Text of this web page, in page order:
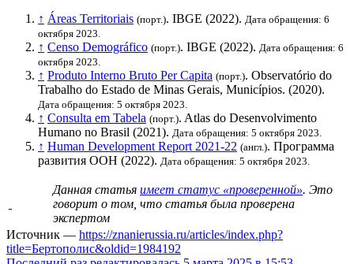
↑ Áreas Territoriais (порт.). IBGE (2022). Дата обращения: 6
октября 2023.
↑ Censo Demográfico (порт.). IBGE (2022). Дата обращения: 6
октября 2023.
↑ Produto Interno Bruto Per Capita (порт.). Observatório do
Trabalho do Estado de Minas Gerais, Municípios. (2020).
Дата обращения: 5 октября 2023.
↑ Consulta em Tabela (порт.). Atlas do Desenvolvimento
Humano no Brasil (2021). Дата обращения: 5 октября 2023.
↑ Human Development Report 2021-22 (англ.). Программа
развития ООН (2022). Дата обращения: 5 октября 2023.
Данная статья имеет статус «проверенной». Это
говорит о том, что статья была проверена
экспертом
Источник — https://znanierussia.ru/articles/index.php?
title=Бертополис&oldid=1984192